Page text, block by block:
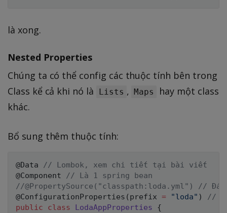
là xong.
Nested Properties
Chúng ta có thể config các thuộc tính bên trong
Class kể cả khi nó là
Lists , Maps
hay một class
khác.
Bổ sung thêm thuộc tính:
@Data
// Lombok, xem chi tiết tại bài viết
@Component
// Là 1 spring bean
//@PropertySource("classpath:loda.yml") //
@ConfigurationProperties ( prefix = "loda" )
//
public
class LodaAppProperties
{